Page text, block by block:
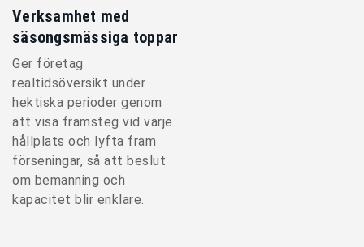
Verksamhet med
säsongsmässiga toppar
Ger företag
realtidsöversikt under
hektiska perioder genom
att visa framsteg vid varje
hållplats och lyfta fram
förseningar, så att beslut
om bemanning och
kapacitet blir enklare.